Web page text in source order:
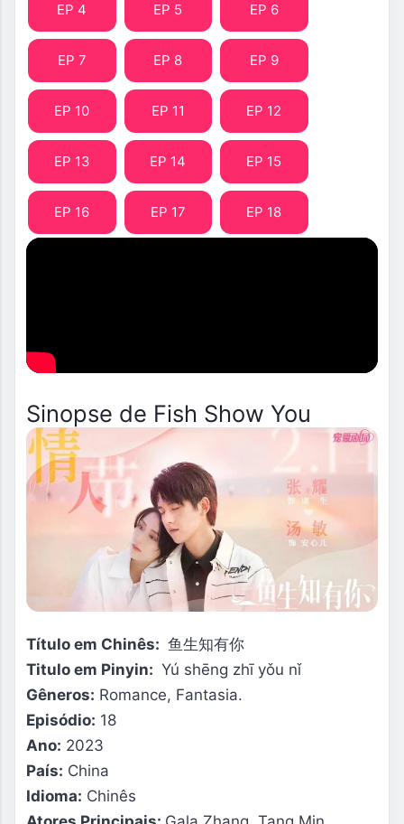
EP 4 EP 5 EP 6
EP 7 EP 8 EP 9
EP 10 EP 11 EP 12
EP 13 EP 14 EP 15
EP 16 EP 17 EP 18
Sinopse de Fish Show You
Título em Chinês: 鱼生知有你
Titulo em Pinyin: Yú shēng zhī yǒu nǐ
Gêneros: Romance, Fantasia.
Episódio: 18
Ano: 2023
País: China
Idioma: Chinês